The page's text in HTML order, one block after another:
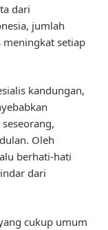
dari
jumlah
setiap
kandungan,
Oleh
berhati-hati
dari
cukup umum